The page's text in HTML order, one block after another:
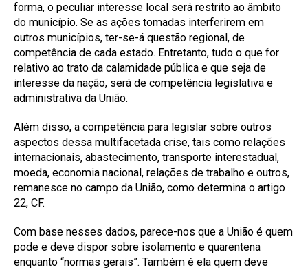
forma, o peculiar interesse local será restrito ao âmbito
do município. Se as ações tomadas interferirem em
outros municípios, ter-se-á questão regional, de
competência de cada estado. Entretanto, tudo o que for
relativo ao trato da calamidade pública e que seja de
interesse da nação, será de competência legislativa e
administrativa da União.
Além disso, a competência para legislar sobre outros
aspectos dessa multifacetada crise, tais como relações
internacionais, abastecimento, transporte interestadual,
moeda, economia nacional, relações de trabalho e outros,
remanesce no campo da União, como determina o artigo
22, CF.
Com base nesses dados, parece-nos que a União é quem
pode e deve dispor sobre isolamento e quarentena
enquanto “normas gerais”. Também é ela quem deve